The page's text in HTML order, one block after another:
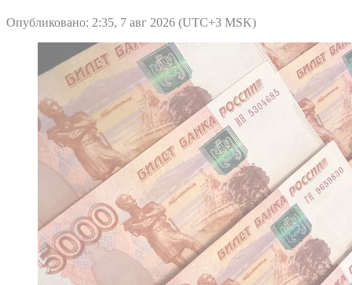
Опубликовано: 2:35, 7 авг 2026 (UTC+3 MSK)